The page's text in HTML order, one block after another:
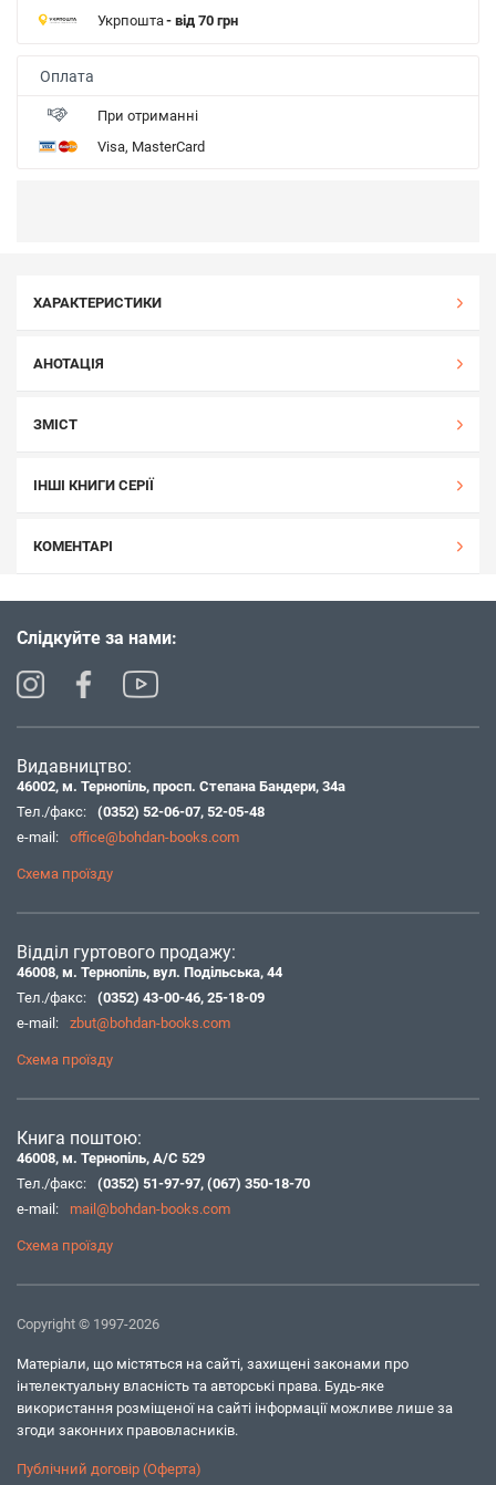
Укрпошта- від 70 грн
Оплата
При отриманні
Visa, MasterCard
ХАРАКТЕРИСТИКИ
АНОТАЦІЯ
ЗМІСТ
ІНШІ КНИГИ СЕРІЇ
КОМЕНТАРІ
Слідкуйте за нами:
Видавництво:
46002, м. Тернопіль, просп. Степана Бандери, 34а
Тел./факс:
(0352) 52-06-07, 52-05-48
e-mail:
office@bohdan-books.com
Схема проїзду
Відділ гуртового продажу:
46008, м. Тернопіль, вул. Подільська, 44
Тел./факс:
(0352) 43-00-46, 25-18-09
e-mail:
zbut@bohdan-books.com
Схема проїзду
Книга поштою:
46008, м. Тернопіль, А/С 529
Тел./факс:
(0352) 51-97-97, (067) 350-18-70
e-mail:
mail@bohdan-books.com
Схема проїзду
Copyright © 1997-2026
Матеріали, що містяться на сайті, захищені законами про
інтелектуальну власність та авторські права. Будь-яке
використання розміщеної на сайті інформації можливе лише за
згоди законних правовласників.
Публічний договір (Оферта)